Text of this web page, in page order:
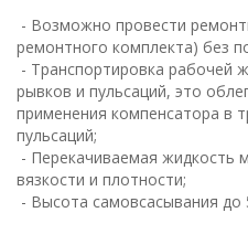
- Возможно провести
ремонтного комплекта) без
- Транспортировка рабочей
рывков и пульсаций, это
применения компенсатора в
пульсаций;
- Перекачиваемая жидкость
вязкости и плотности;
- Высота самовсасывания до